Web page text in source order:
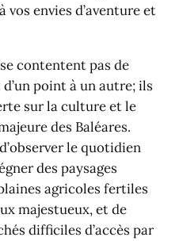
vos envies d’aventure et
contentent pas de
point à un autre; ils
sur la culture et le
des Baléares.
le quotidien
des paysages
agricoles fertiles
majestueux, et de
difficiles d’accès par